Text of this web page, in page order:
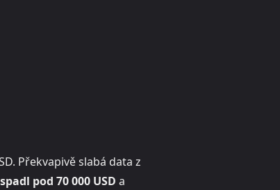
Překvapivě slabá data z
pod 70 000 USD a